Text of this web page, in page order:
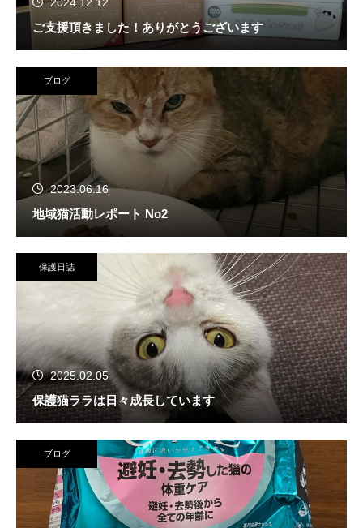
ご支援頂きました！ありがとうございます
ブログ
2023.06.16
地域猫活動レポート No2
保護日誌
2025.02.05
保護猫ララは日々成長しています
ブログ